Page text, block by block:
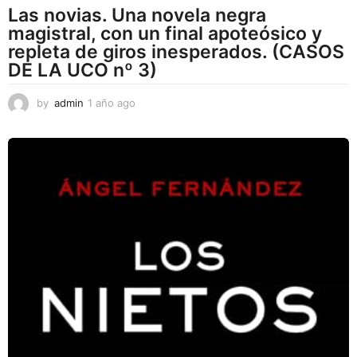
Las novias. Una novela negra
magistral, con un final apoteósico y
repleta de giros inesperados. (CASOS
DE LA UCO nº 3)
by admin 1 año ago
o